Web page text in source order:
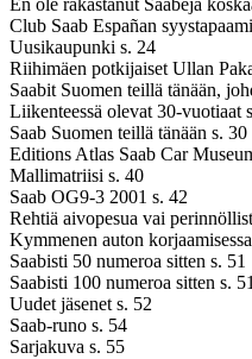
En ole rakastanut Saabeja
Club Saab Españan
Uusikaupunki s. 24
Riihimäen potkijaiset Ullan
Saabit Suomen teillä tänään,
Liikenteessä olevat 30-vuotiaat
Saab Suomen teillä tänään s. 30
Editions Atlas Saab Car
Mallimatriisi s. 40
Saab OG9-3 2001 s. 42
Rehtiä aivopesua vai
Kymmenen auton
Saabisti 50 numeroa sitten s. 51
Saabisti 100 numeroa sitten s. 51
Uudet jäsenet s. 52
Saab-runo s. 54
Sarjakuva s. 55